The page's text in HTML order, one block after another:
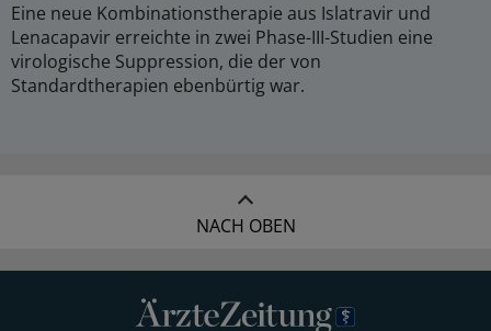
Eine neue Kombinationstherapie aus Islatravir und
Lenacapavir erreichte in zwei Phase-III-Studien eine
virologische Suppression, die der von
Standardtherapien ebenbürtig war.
NACH OBEN